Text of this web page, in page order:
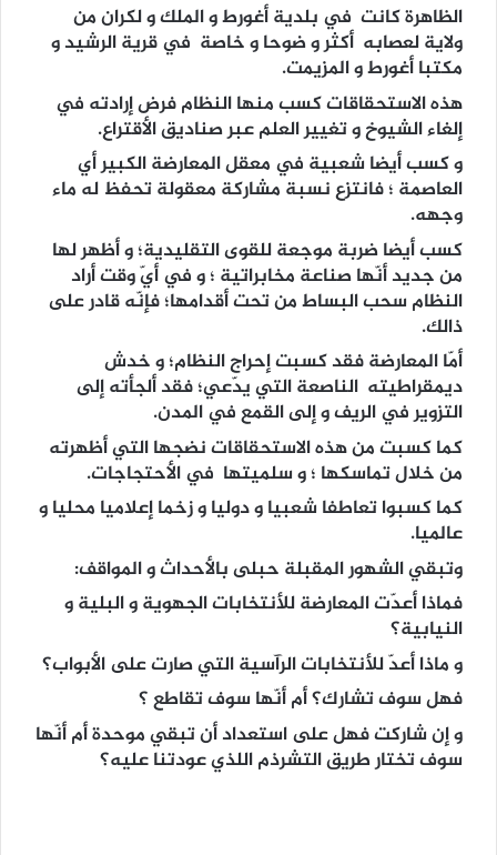
الظاهرة كانت في بلدية أغورط و الملك و لكران من
ولاية لعصابه أكثر و ضوحا و خاصة في قرية الرشيد و
مكتبا أغورط و المزيمت.
هذه الاستحقاقات كسب منها النظام فرض إرادته في
إلغاء الشيوخ و تغيير العلم عبر صناديق الأقتراع.
و كسب أيضا شعبية في معقل المعارضة الكبير أي
العاصمة ؛ فانتزع نسبة مشاركة معقولة تحفظ له ماء
وجهه.
كسب أيضا ضربة موجعة للقوى التقليدية؛ و أظهر لها
من جديد أنّها صناعة مخابراتية ؛ و في أيّ وقت أراد
النظام سحب البساط من تحت أقدامها؛ فإنّه قادر على
ذالك.
أمّا المعارضة فقد كسبت إحراج النظام؛ و خدش
ديمقراطيته الناصعة التي يدّعي؛ فقد ألجأته إلى
التزوير في الريف و إلى القمع في المدن.
كما كسبت من هذه الاستحقاقات نضجها التي أظهرته
من خلال تماسكها ؛ و سلميتها في الأحتجاجات.
كما كسبوا تعاطفا شعبيا و دوليا و زخما إعلاميا محليا و
عالميا.
وتبقي الشهور المقبلة حبلى بالأحداث و المواقف:
فماذا أعدّت المعارضة للأنتخابات الجهوية و البلية و
النيابية؟
و ماذا أعدّ للأنتخابات الرآسية التي صارت على الأبواب؟
فهل سوف تشارك؟ أم أنّها سوف تقاطع ؟
و إن شاركت فهل على استعداد أن تبقي موحدة أم أنّها
سوف تختار طريق التشرذم اللذي عودتنا عليه؟